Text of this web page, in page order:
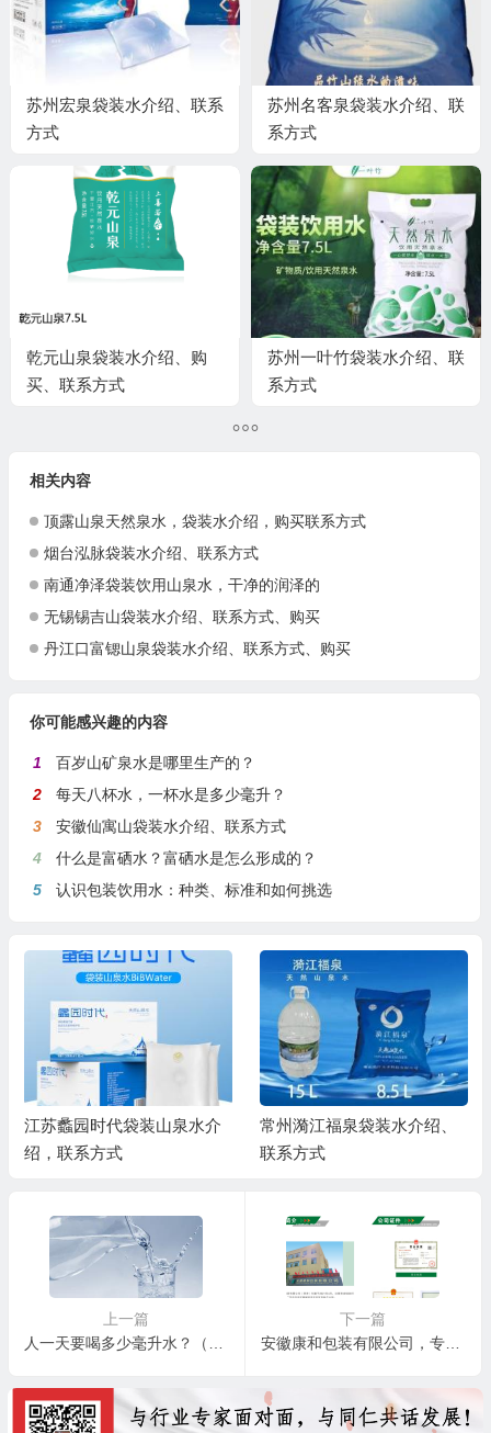
苏州宏泉袋装水介绍、联系
方式
苏州名客泉袋装水介绍、联
系方式
乾元山泉袋装水介绍、购
买、联系方式
苏州一叶竹袋装水介绍、联
系方式
相关内容
顶露山泉天然泉水，袋装水介绍，购买联系方式
烟台泓脉袋装水介绍、联系方式
南通净泽袋装饮用山泉水，干净的润泽的
无锡锡吉山袋装水介绍、联系方式、购买
丹江口富锶山泉袋装水介绍、联系方式、购买
你可能感兴趣的内容
1
百岁山矿泉水是哪里生产的？
2
每天八杯水，一杯水是多少毫升？
3
安徽仙寓山袋装水介绍、联系方式
4
什么是富硒水？富硒水是怎么形成的？
5
认识包装饮用水：种类、标准和如何挑选
江苏蠡园时代袋装山泉水介
绍，联系方式
常州漪江福泉袋装水介绍、
联系方式
上一篇
人一天要喝多少毫升水？（90%人每天都这样喝水）
下一篇
安徽康和包装有限公司，专业包装袋生产商